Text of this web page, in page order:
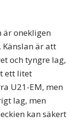
är onekligen
är att
och tyngre lag,
ett litet
U21-EM, men
lag, men
kan säkert